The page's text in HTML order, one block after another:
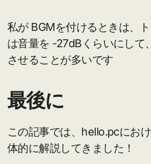
私が BGMを付けるときは、
は音量を -27dBくらいにして
させることが多いです
最後に
この記事では、hello.pcにお
体的に解説してきました！